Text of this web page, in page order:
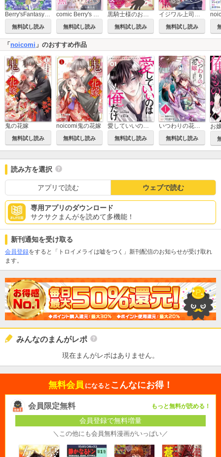
Berry'sFantasy黒騎士様のお気に召すまま～政略結婚のはずが溺愛されています～
無料試し読み
comic Berry's イジワル上司に焦らされてます
無料試し読み
黒騎士様のお気に召すまま～政略結婚のはずが溺愛されています～
無料試し読み
イジワル上司に焦らされてます
無料試し読み
「 noicomi 」のおすすめ作品
鬼の花嫁
無料試し読み
noicomi鬼の花嫁
無料試し読み
愛していいのは俺だけ～幼なじみからの愛が深すぎる～
無料試し読み
いつわりの花嫁 ～旦那さま、今宵お命頂戴します～
無料試し読み
読み方を選択
アプリで読む ウェブで読む
専用アプリのダウンロード
サクサクまんがを読めて多機能！
新刊通知を受け取る
会員登録をすると「トロイメライは嘘をつく」新刊配信のお知らせが受け取れ
ます。
みんなのまんがレポ
現在まんがレポはありません。
無料会員 になると こんなにお得！
会員限定無料 もっと無料が読める！
会員登録で無料増量
＼この他にも会員無料漫画がいっぱい／